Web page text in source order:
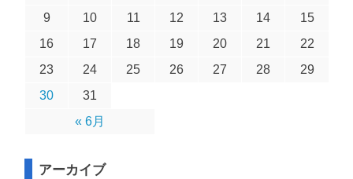
« 6月
9
10 11 12 13 14
15
16
17 18 19 20 21
22
23
24 25 26 27 28
29
30
31
アーカイブ